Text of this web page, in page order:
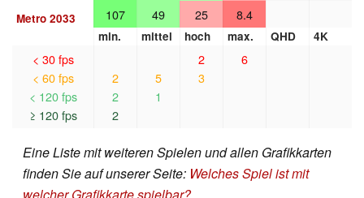
Metro 2033 107 49 25 8.4
min. mittel hoch max. QHD 4K
< 30 fps
< 60 fps
< 120 fps
≥ 120 fps
2
2
2
5
1
2
3
6
Eine Liste mit weiteren Spielen und allen Grafikkarten
finden Sie auf unserer Seite: Welches Spiel ist mit